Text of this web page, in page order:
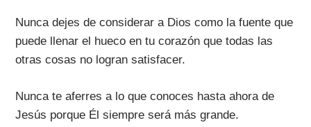
Nunca dejes de considerar a Dios como la fuente que
puede llenar el hueco en tu corazón que todas las
otras cosas no logran satisfacer.
Nunca te aferres a lo que conoces hasta ahora de
Jesús porque Él siempre será más grande.